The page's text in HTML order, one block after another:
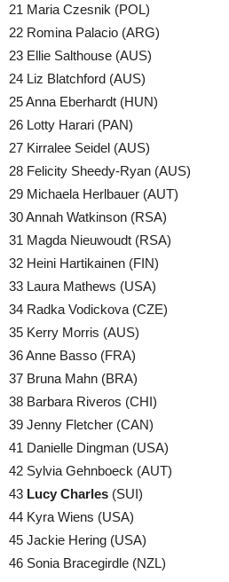
21 Maria Czesnik (POL)
22 Romina Palacio (ARG)
23 Ellie Salthouse (AUS)
24 Liz Blatchford (AUS)
25 Anna Eberhardt (HUN)
26 Lotty Harari (PAN)
27 Kirralee Seidel (AUS)
28 Felicity Sheedy-Ryan (AUS)
29 Michaela Herlbauer (AUT)
30 Annah Watkinson (RSA)
31 Magda Nieuwoudt (RSA)
32 Heini Hartikainen (FIN)
33 Laura Mathews (USA)
34 Radka Vodickova (CZE)
35 Kerry Morris (AUS)
36 Anne Basso (FRA)
37 Bruna Mahn (BRA)
38 Barbara Riveros (CHI)
39 Jenny Fletcher (CAN)
41 Danielle Dingman (USA)
42 Sylvia Gehnboeck (AUT)
43 Lucy Charles (SUI)
44 Kyra Wiens (USA)
45 Jackie Hering (USA)
46 Sonia Bracegirdle (NZL)